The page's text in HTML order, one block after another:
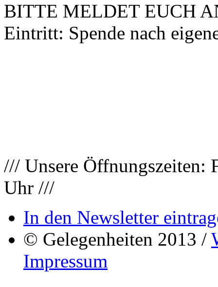
BITTE MELDET EUCH
Eintritt: Spende nach
/// Unsere Öffnungszeiten:
Uhr ///
In den Newsletter
© Gelegenheiten 2013 /
Impressum